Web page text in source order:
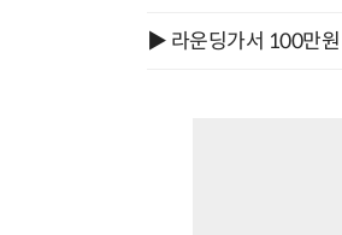
▶ 라운딩가서 100만원